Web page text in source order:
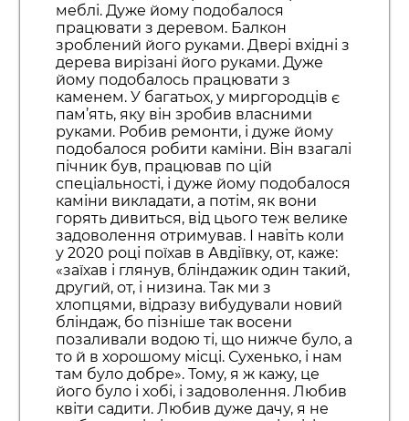
меблі. Дуже йому подобалося
працювати з деревом. Балкон
зроблений його руками. Двері вхідні з
дерева вирізані його руками. Дуже
йому подобалось працювати з
каменем. У багатьох, у миргородців є
пам’ять, яку він зробив власними
руками. Робив ремонти, і дуже йому
подобалося робити каміни. Він взагалі
пічник був, працював по цій
спеціальності, і дуже йому подобалося
каміни викладати, а потім, як вони
горять дивиться, від цього теж велике
задоволення отримував. І навіть коли
у 2020 році поїхав в Авдіївку, от, каже:
«заїхав і глянув, бліндажик один такий,
другий, от, і низина. Так ми з
хлопцями, відразу вибудували новий
бліндаж, бо пізніше так восени
позаливали водою ті, що нижче було, а
то й в хорошому місці. Сухенько, і нам
там було добре». Тому, я ж кажу, це
його було і хобі, і задоволення. Любив
квіти садити. Любив дуже дачу, я не